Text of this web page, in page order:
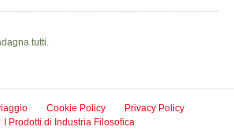
tutti.
Cookie Policy
Privacy Policy
I Prodotti di Industria Filosofica